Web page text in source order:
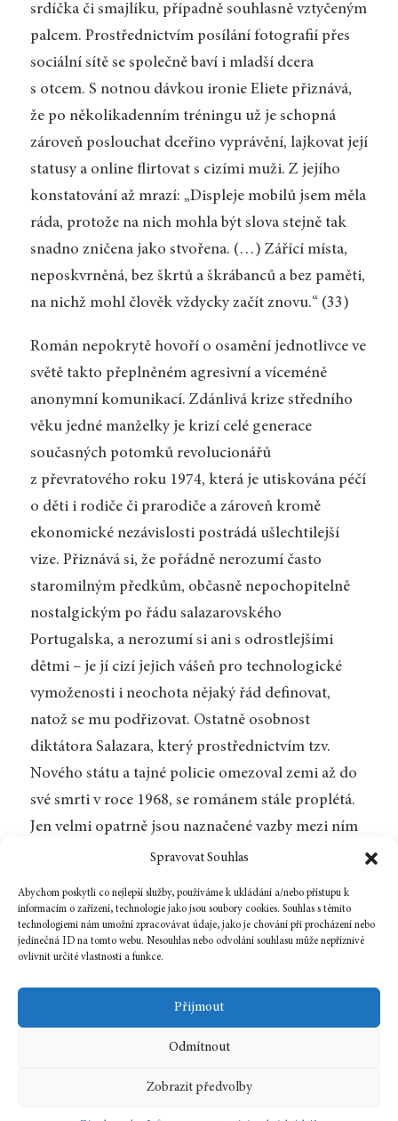
Spravovat Souhlas
Abychom poskytli co nejlepší služby, používáme k ukládání a/nebo přístupu k
informacím o zařízení, technologie jako jsou soubory cookies. Souhlas s těmito
technologiemi nám umožní zpracovávat údaje, jako je chování při procházení nebo
jedinečná ID na tomto webu. Nesouhlas nebo odvolání souhlasu může nepříznivě
ovlivnit určité vlastnosti a funkce.
Přijmout
Odmítnout
Zobrazit předvolby
srdíčka či smajlíku, případně souhlasně vztyčeným
palcem. Prostřednictvím posílání fotografií přes
sociální sítě se společně baví i mladší dcera
s otcem. S notnou dávkou ironie Eliete přiznává,
že po několikadenním tréningu už je schopná
zároveň poslouchat dceřino vyprávění, lajkovat její
statusy a online flirtovat s cizími muži. Z jejího
konstatování až mrazí: „Displeje mobilů jsem měla
ráda, protože na nich mohla být slova stejně tak
snadno zničena jako stvořena. (…) Zářící místa,
neposkvrněná, bez škrtů a škrábanců a bez paměti,
na nichž mohl člověk vždycky začít znovu.“ (33)
Román nepokrytě hovoří o osamění jednotlivce ve
světě takto přeplněném agresivní a víceméně
anonymní komunikací. Zdánlivá krize středního
věku jedné manželky je krizí celé generace
současných potomků revolucionářů
z převratového roku 1974, která je utiskována péčí
o děti i rodiče či prarodiče a zároveň kromě
ekonomické nezávislosti postrádá ušlechtilejší
vize. Přiznává si, že pořádně nerozumí často
staromilným předkům, občasně nepochopitelně
nostalgickým po řádu salazarovského
Portugalska, a nerozumí si ani s odrostlejšími
dětmi – je jí cizí jejich vášeň pro technologické
vymoženosti i neochota nějaký řád definovat,
natož se mu podřizovat. Ostatně osobnost
diktátora Salazara, který prostřednictvím tzv.
Nového státu a tajné policie omezoval zemi až do
své smrti v roce 1968, se románem stále proplétá.
Jen velmi opatrně jsou naznačené vazby mezi ním
a výrazně mladší Eliete. Pro definitivní rozuzlení
pokud ji má vůbec Dulce Maria Cardoso v úmyslu
napsat.